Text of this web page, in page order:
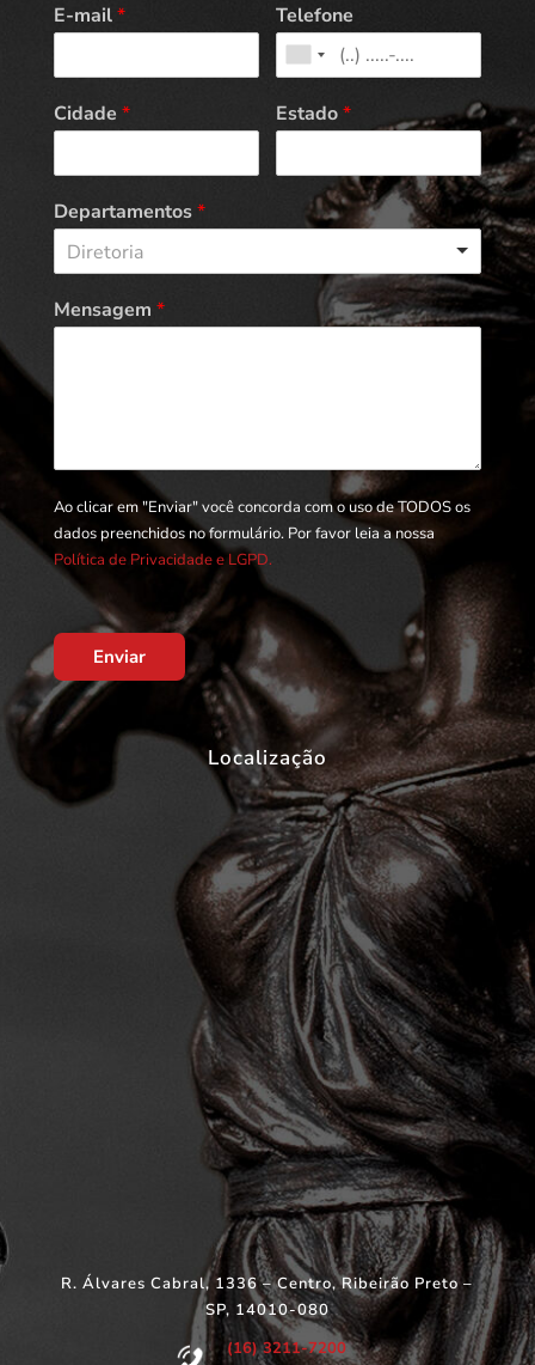
E-mail* Telefone
Cidade * Estado*
Departamentos*
Diretoria
Mensagem *
Ao clicar em "Enviar" você concorda com o uso de TODOS os
dados preenchidos no formulário. Por favor leia a nossa
Política de Privacidade e LGPD.
Enviar
Localização
R. Álvares Cabral, 1336 – Centro, Ribeirão Preto –
SP, 14010-080
(16) 3211-7200